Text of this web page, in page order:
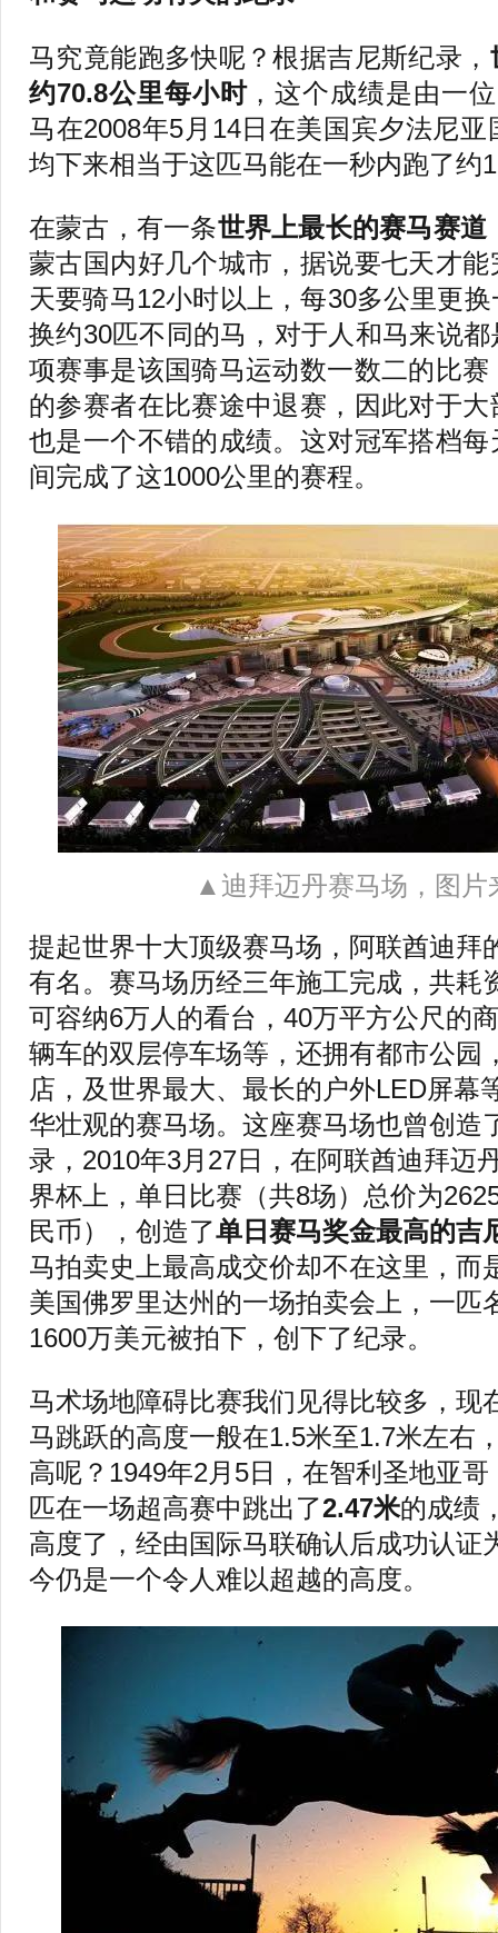
马究竟能跑多快呢？根据吉尼斯纪录，
约70.8公里每小时，这个成绩是由一
马在2008年5月14日在美国宾夕法尼
均下来相当于这匹马能在一秒内跑了约
在蒙古，有一条世界上最长的赛马赛道
蒙古国内好几个城市，据说要七天才
天要骑马12小时以上，每30多公里更
换约30匹不同的马，对于人和马来说
项赛事是该国骑马运动数一数二的比
的参赛者在比赛途中退赛，因此对于
也是一个不错的成绩。这对冠军搭档
间完成了这1000公里的赛程。
▲迪拜迈丹赛马场，图片
提起世界十大顶级赛马场，阿联酋迪拜
有名。赛马场历经三年施工完成，共耗
可容纳6万人的看台，40万平方公尺的
辆车的双层停车场等，还拥有都市公园
店，及世界最大、最长的户外LED屏幕
华壮观的赛马场。这座赛马场也曾创造
录，2010年3月27日，在阿联酋迪拜迈
界杯上，单日比赛（共8场）总价为
民币），创造了单日赛马奖金最高的吉
马拍卖史上最高成交价却不在这里，而
美国佛罗里达州的一场拍卖会上，一匹
1600万美元被拍下，创下了纪录。
马术场地障碍比赛我们见得比较多，现
马跳跃的高度一般在1.5米至1.7米左右
高呢？1949年2月5日，在智利圣地亚
匹在一场超高赛中跳出了2.47米的成绩
高度了，经由国际马联确认后成功认证
今仍是一个令人难以超越的高度。